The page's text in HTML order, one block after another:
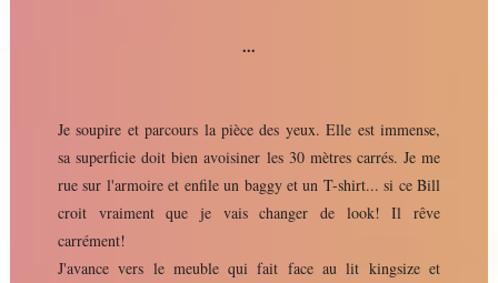
...
Je soupire et parcours la pièce des yeux. Elle est immense,
sa superficie doit bien avoisiner les 30 mètres carrés. Je me
rue sur l'armoire et enfile un baggy et un T-shirt... si ce Bill
croit vraiment que je vais changer de look! Il rêve
carrément!
J'avance vers le meuble qui fait face au lit kingsize et